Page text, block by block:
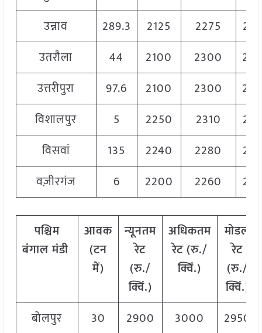
उन्नाव
289.3 2125 2275
उतरौला
44 2100 2300
उत्तरीपुरा
97.6 2100 2300
विशालपुर
5 2250 2310
विसवां
135 2240 2280
वज़ीरगंज
6 2200 2260
पश्चिम
बंगाल मंडी
आवक
(टन
में)
न्यूनतम
रेट
(रु./
क्विं.)
अधिकतम
रेट (रु./
क्विं.)
मोडल
रेट
(रु./
क्विं.)
बोलपुर
30 2900 3000
2950